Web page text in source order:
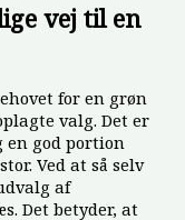
vej til en
for en grøn
valg. Det er
en god portion
Ved at så selv
af
Det betyder, at